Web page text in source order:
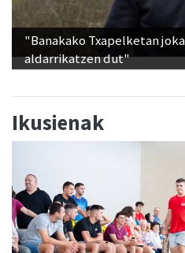
"Banakako Txapelketan
aldarrikatzen dut"
Ikusienak